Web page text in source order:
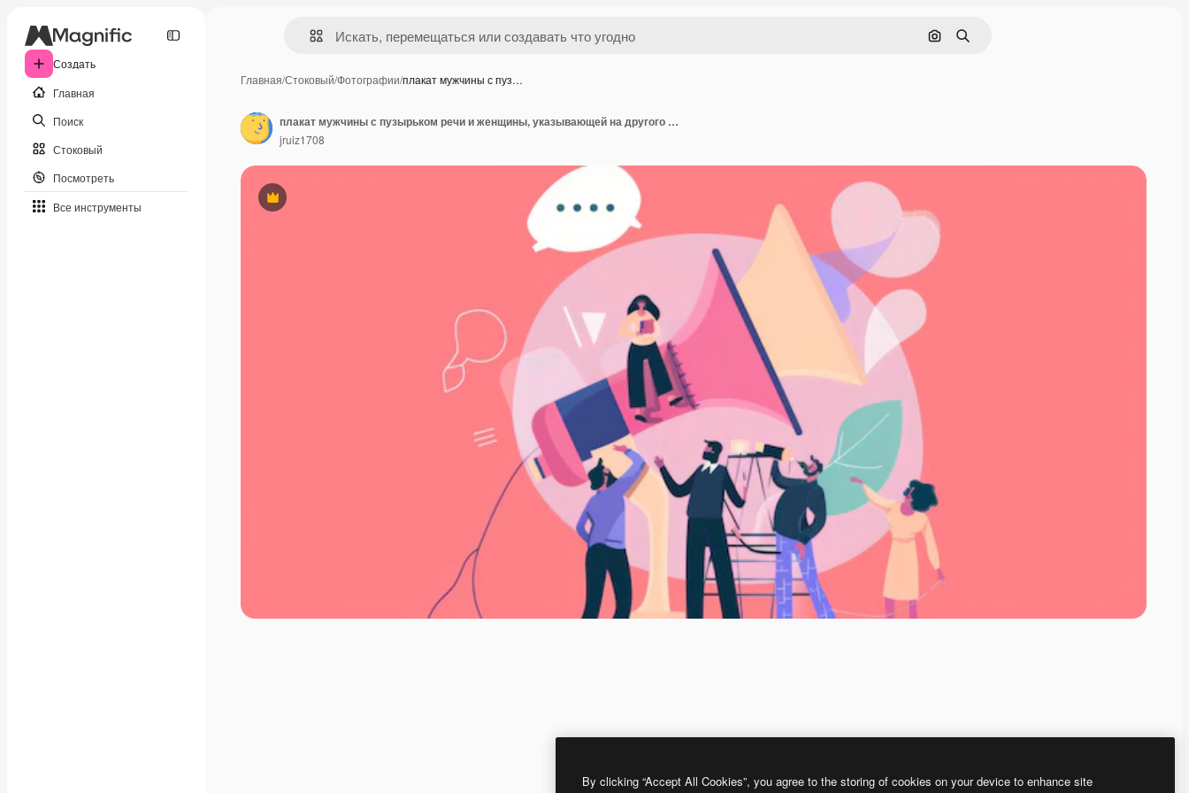
Создать
Главная
Поиск
Стоковый
Посмотреть
Все инструменты
Поиск по изображению
Поиск
Главная/Стоковый/Фотографии/плакат мужчины с пуз…
Премиум
плакат мужчины с пузырьком речи и женщины, указывающей на другого мужчину
jruiz1708
By clicking “Accept All Cookies”, you agree to the storing of cookies on your device to enhance site